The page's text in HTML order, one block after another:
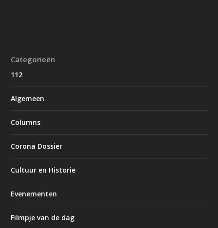
Categorieën
112
Algemeen
Columns
Corona Dossier
Cultuur en Historie
Evenementen
Filmpje van de dag